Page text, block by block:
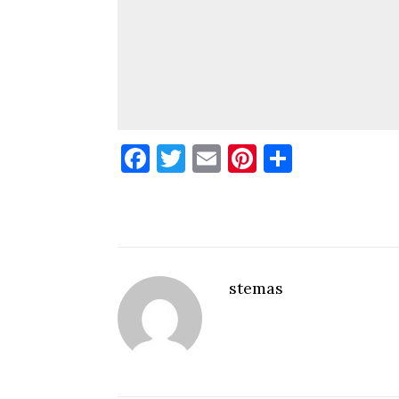
Facebook
Twitter
EmailPinterest
stemas